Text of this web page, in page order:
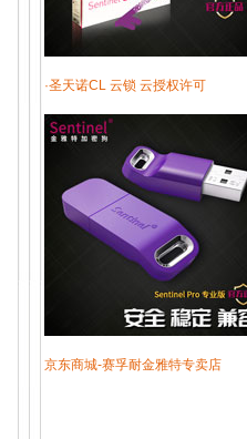
·圣天诺CL 云锁 云授权许可
京东商城-赛孚耐金雅特专卖店